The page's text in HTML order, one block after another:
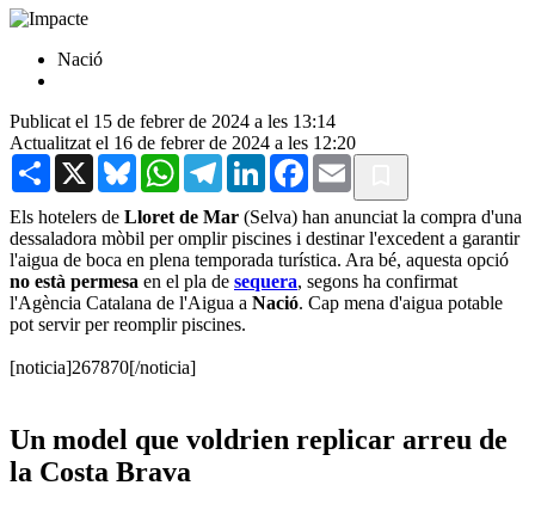
Nació
Publicat el 15 de febrer de 2024 a les 13:14
Actualitzat el 16 de febrer de 2024 a les 12:20
Share X BlueskyWhatsAppTelegramLinkedInFacebook
Email
Els hotelers de Lloret de Mar (Selva) han anunciat la compra d'una
dessaladora mòbil per omplir piscines i destinar l'excedent a garantir
l'aigua de boca en plena temporada turística. Ara bé, aquesta opció
no està permesa en el pla de sequera, segons ha confirmat
l'Agència Catalana de l'Aigua a Nació. Cap mena d'aigua potable
pot servir per reomplir piscines.
[noticia]267870[/noticia]
Un model que voldrien replicar arreu de
la Costa Brava